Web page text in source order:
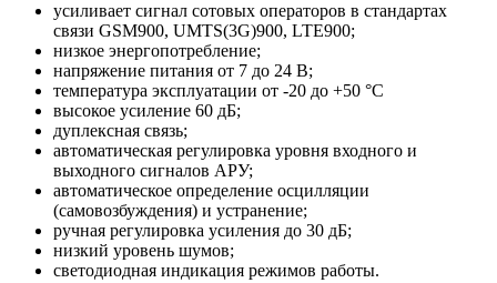
усиливает сигнал сотовых операторов в стандартах
связи GSM900, UMTS(3G)900, LTE900;
низкое энергопотребление;
напряжение питания от 7 до 24 В;
температура эксплуатации от -20 до +50 °С
высокое усиление 60 дБ;
дуплексная связь;
автоматическая регулировка уровня входного и
выходного сигналов АРУ;
автоматическое определение осцилляции
(самовозбуждения) и устранение;
ручная регулировка усиления до 30 дБ;
низкий уровень шумов;
светодиодная индикация режимов работы.